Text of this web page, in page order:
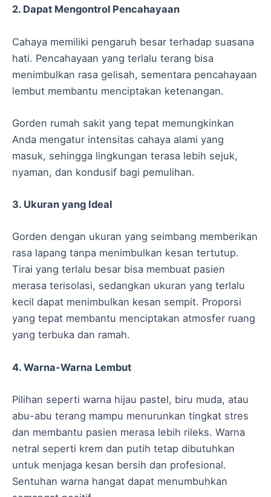
2. Dapat Mengontrol Pencahayaan
Cahaya memiliki pengaruh besar terhadap suasana
hati. Pencahayaan yang terlalu terang bisa
menimbulkan rasa gelisah, sementara pencahayaan
lembut membantu menciptakan ketenangan.
Gorden rumah sakit yang tepat memungkinkan
Anda mengatur intensitas cahaya alami yang
masuk, sehingga lingkungan terasa lebih sejuk,
nyaman, dan kondusif bagi pemulihan.
3. Ukuran yang Ideal
Gorden dengan ukuran yang seimbang memberikan
rasa lapang tanpa menimbulkan kesan tertutup.
Tirai yang terlalu besar bisa membuat pasien
merasa terisolasi, sedangkan ukuran yang terlalu
kecil dapat menimbulkan kesan sempit. Proporsi
yang tepat membantu menciptakan atmosfer ruang
yang terbuka dan ramah.
4. Warna-Warna Lembut
Pilihan seperti warna hijau pastel, biru muda, atau
abu-abu terang mampu menurunkan tingkat stres
dan membantu pasien merasa lebih rileks. Warna
netral seperti krem dan putih tetap dibutuhkan
untuk menjaga kesan bersih dan profesional.
Sentuhan warna hangat dapat menumbuhkan